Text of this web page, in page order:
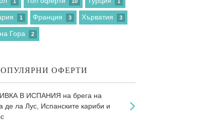
1 Франция 3 Хърватия 3
Гора 2
ОФЕРТИ
В ИСПАНИЯ на брега на
де ла Лус, Испанските кариби и